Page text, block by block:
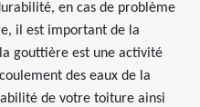
en cas de problème
il est important de la
gouttière est une activité
des eaux de la
de votre toiture ainsi